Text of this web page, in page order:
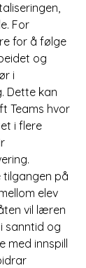
For
for å følge
og
i
Dette kan
Teams hvor
i flere
tilgangen på
elev
vil læren
sanntid og
med innspill